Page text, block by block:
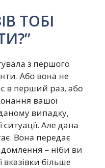
ТОБІ
з першого
Або вона не
в перший раз, або
вашої
випадку,
Але дана
Вона передає
– ніби ви
вказівки більше